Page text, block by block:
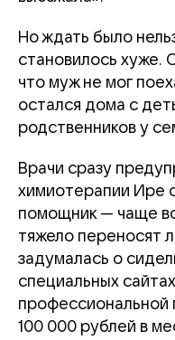
Но ждать было
становилось хуже.
что муж не мог
остался дома с
родственников у
Врачи сразу
химиотерапии Ире
помощник — чаще
тяжело переносят
задумалась о
специальных
100 000 рублей в